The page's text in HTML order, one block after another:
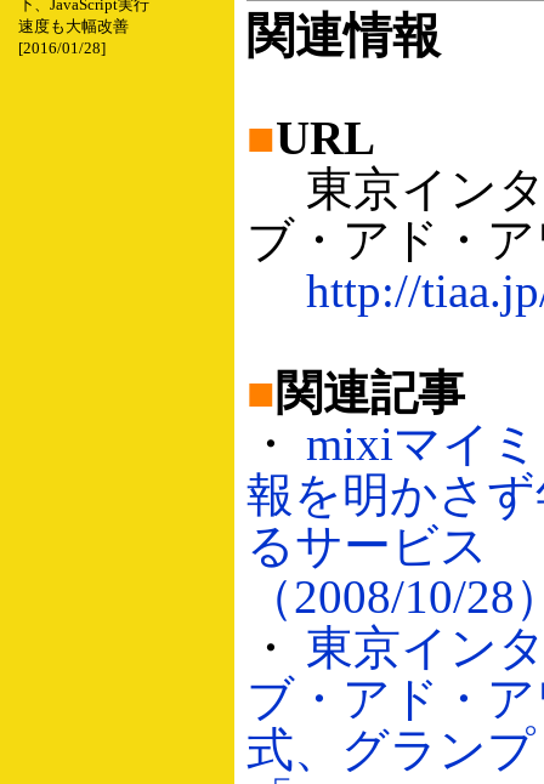
下、JavaScript実行
速度も大幅改善
[2016/01/28]
関連情報
■URL
東京イン
ブ・アド・
http://
■関連記事
・ mixiマイ
報を明かさ
るサービス
（2008/10/28
・ 東京イン
ブ・アド・
式、グラン